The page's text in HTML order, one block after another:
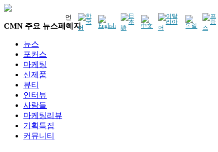
언
어
CMN 주요 뉴스페이지
뉴스
포커스
마케팅
신제품
뷰티
인터뷰
사람들
마케팅리뷰
기획특집
커뮤니티